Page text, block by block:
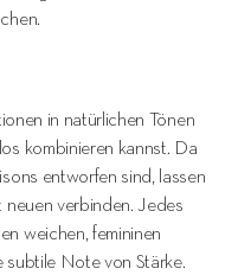
in natürlichen Tönen
kombinieren kannst. Da
entworfen sind, lassen
neuen verbinden. Jedes
weichen, femininen
subtile Note von Stärke.